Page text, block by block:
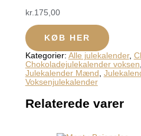
kr. 175,00
KØB HER
Kategorier: Alle julekalender,
Chokoladejulekalender voksen,
Julekalender Mænd ,
Voksenjulekalender
Relaterede varer